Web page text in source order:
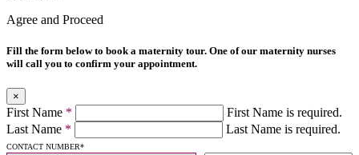
Agree and Proceed
Fill the form below to book a maternity tour. One of our maternity nurses
will call you to confirm your appointment.
×
First Name *
First Name is required.
Last Name * Last Name is required.
CONTACT NUMBER*